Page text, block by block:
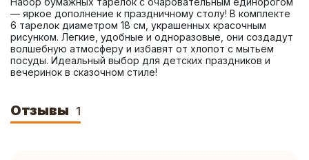
— яркое дополнение к праздничному столу! В комплекте
6 тарелок диаметром 18 см, украшенных красочным
рисунком. Легкие, удобные и одноразовые, они создадут
волшебную атмосферу и избавят от хлопот с мытьем
посуды. Идеальный выбор для детских праздников и
вечеринок в сказочном стиле!
Отзывы 1